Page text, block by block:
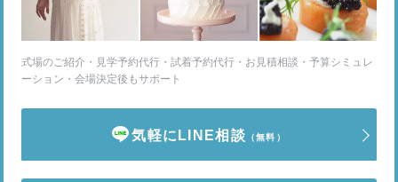
式場のご紹介・見学予約代行・試着予約代行・お見積相談・予算シミュレ
ーション・会場決定後もサポート
気軽にLINE相談 （無料）